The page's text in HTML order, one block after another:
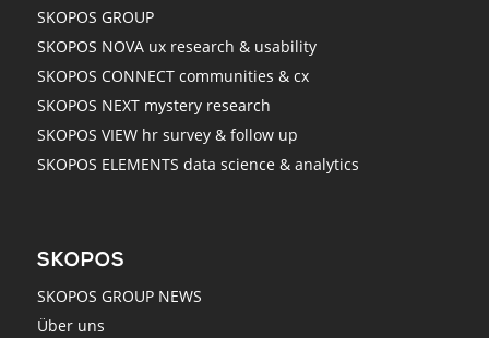
SKOPOS GROUP
SKOPOS NOVA ux research & usability
SKOPOS CONNECT communities & cx
SKOPOS NEXT mystery research
SKOPOS VIEW hr survey & follow up
SKOPOS ELEMENTS data science & analytics
SKOPOS
SKOPOS GROUP NEWS
Über uns